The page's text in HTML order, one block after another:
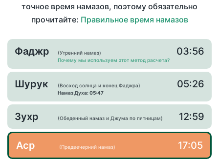
точное время намазов, поэтому обязательно
прочитайте: Правильное время намазов
Фаджр
(Утренний намаз)
Почему мы используем этот метод расчета?
03:56
Шурук
(Восход солнца и конец Фаджра)
Намаз Духа: 05:47
05:26
Зухр (Обеденный намаз и Джума по пятницам) 12:59
Аср (Предвечерний намаз) 17:05